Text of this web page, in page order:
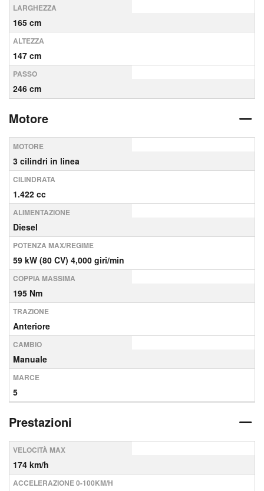
LARGHEZZA
165 cm
ALTEZZA
147 cm
PASSO
246 cm
Motore
MOTORE
3 cilindri in linea
CILINDRATA
1.422 cc
ALIMENTAZIONE
Diesel
POTENZA MAX/REGIME
59 kW (80 CV) 4,000 giri/min
COPPIA MASSIMA
195 Nm
TRAZIONE
Anteriore
CAMBIO
Manuale
MARCE
5
Prestazioni
VELOCITÀ MAX
174 km/h
ACCELERAZIONE 0-100KM/H